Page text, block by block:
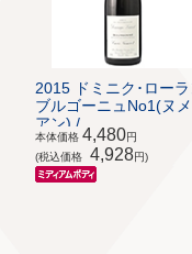
2015 ドミニク･ロー
ブルゴーニュNo1(ヌ
アン) / ...
本体価格 4,480円
(税込価格
4,928円)